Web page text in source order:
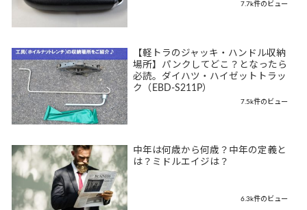
7.7k件のビュー
【軽トラのジャッキ・ハンドル収納
場所】パンクしてどこ？となったら
必読。ダイハツ・ハイゼットトラッ
ク（EBD-S211P）
7.5k件のビュー
中年は何歳から何歳？中年の定義と
は？ミドルエイジは？
6.3k件のビュー